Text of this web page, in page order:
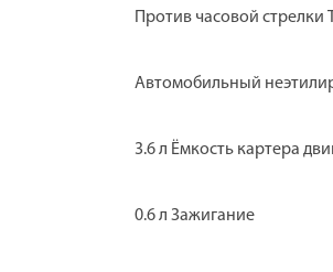
Против часовой стрелки
Автомобильный
3.6 л Ёмкость картера
0.6 л Зажигание